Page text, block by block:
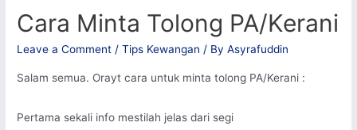
Cara Minta Tolong PA/Kerani
Leave a Comment /Tips Kewangan / ByAsyrafuddin
Salam semua. Orayt cara untuk minta tolong PA/Kerani :
Pertama sekali info mestilah jelas dari segi